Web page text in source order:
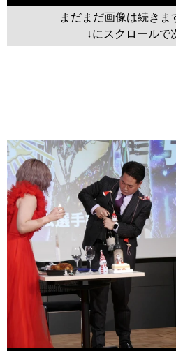
まだまだ画像は続きま
↓にスクロールで